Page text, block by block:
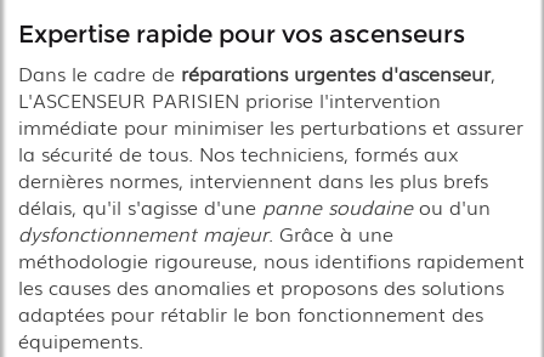
Expertise rapide pour vos ascenseurs
Dans le cadre de réparations urgentes d'ascenseur,
L'ASCENSEUR PARISIEN priorise l'intervention
immédiate pour minimiser les perturbations et assurer
la sécurité de tous. Nos techniciens, formés aux
dernières normes, interviennent dans les plus brefs
délais, qu'il s'agisse d'une panne soudaineou d'un
dysfonctionnement majeur. Grâce à une
méthodologie rigoureuse, nous identifions rapidement
les causes des anomalies et proposons des solutions
adaptées pour rétablir le bon fonctionnement des
équipements.